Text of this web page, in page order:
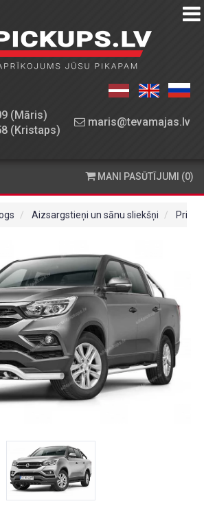
(Māris)
(Kristaps)
maris@tevamajas.lv
MANI PASŪTĪJUMI (0)
Aizsargstieņi un sānu sliekšņi